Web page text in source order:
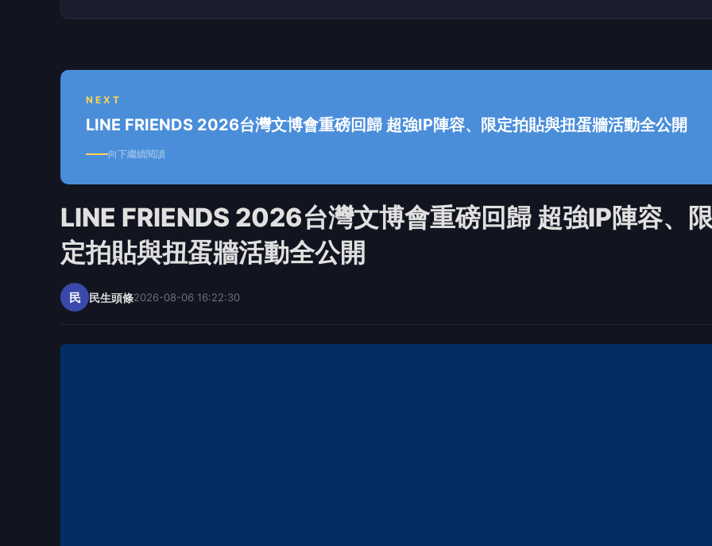
NEXT
LINE FRIENDS 2026台灣文博會重磅回歸 超強IP陣容、限定拍貼與扭蛋牆活動全公開
向下繼續閱讀
LINE FRIENDS 2026台灣文博會重磅回歸 超強IP陣容、
定拍貼與扭蛋牆活動全公開
民 民生頭條2026-08-06 16:22:30